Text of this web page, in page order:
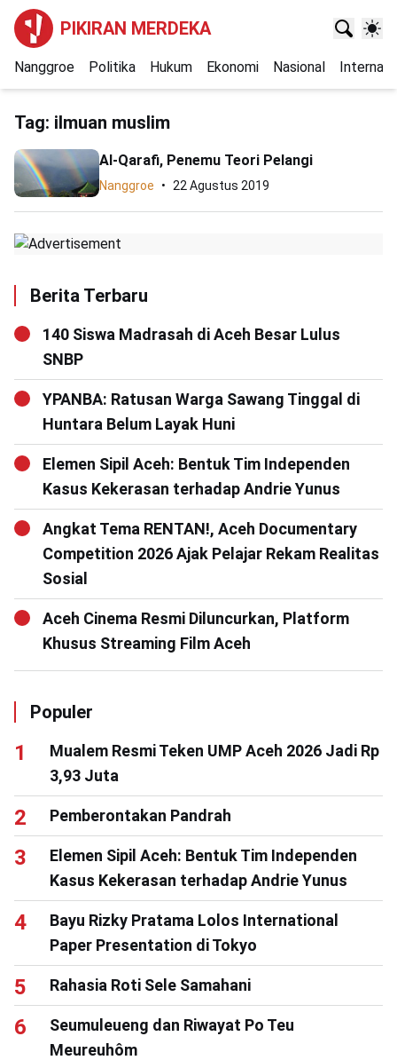
PIKIRAN MERDEKA
Nanggroe Politika Hukum Ekonomi Nasional
Tag: ilmuan muslim
Al-Qarafi, Penemu Teori Pelangi
Nanggroe 22 Agustus 2019
Berita Terbaru
140 Siswa Madrasah di Aceh Besar Lulus
SNBP
YPANBA: Ratusan Warga Sawang Tinggal di
Huntara Belum Layak Huni
Elemen Sipil Aceh: Bentuk Tim Independen
Kasus Kekerasan terhadap Andrie Yunus
Angkat Tema RENTAN!, Aceh Documentary
Competition 2026 Ajak Pelajar Rekam Realitas
Sosial
Aceh Cinema Resmi Diluncurkan, Platform
Khusus Streaming Film Aceh
Populer
Mualem Resmi Teken UMP Aceh 2026 Jadi Rp
3,93 Juta
Pemberontakan Pandrah
Elemen Sipil Aceh: Bentuk Tim Independen
Kasus Kekerasan terhadap Andrie Yunus
Bayu Rizky Pratama Lolos International
Paper Presentation di Tokyo
Rahasia Roti Sele Samahani
Seumuleueng dan Riwayat Po Teu
Meureuhôm